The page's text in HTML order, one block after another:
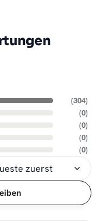
(304)
(0)
(0)
(0)
(0)